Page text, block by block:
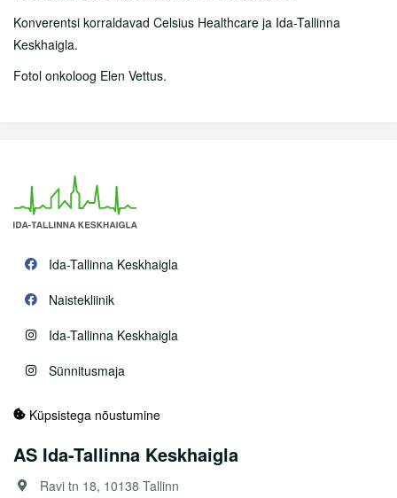
Konverentsi korraldavad Celsius Healthcare ja Ida-Tallinna
Keskhaigla.
Fotol onkoloog Elen Vettus.
Ida-Tallinna Keskhaigla
Naistekliinik
Ida-Tallinna Keskhaigla
Sünnitusmaja
Küpsistega nõustumine
AS Ida-Tallinna Keskhaigla
Ravi tn 18, 10138 Tallinn